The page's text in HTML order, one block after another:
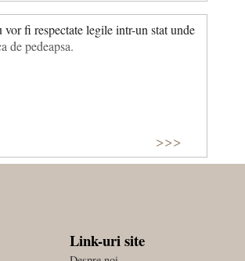
fi respectate legile intr-un stat unde
de pedeapsa.
>>>
Link-uri site